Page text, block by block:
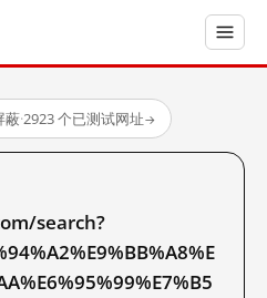
蔽·2923 个已测试网址→
search?